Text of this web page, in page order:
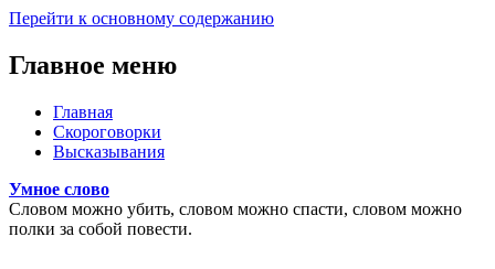
Перейти к основному содержанию
Главное меню
Главная
Скороговорки
Высказывания
Умное слово
Словом можно убить, словом можно спасти, словом можно
полки за собой повести.